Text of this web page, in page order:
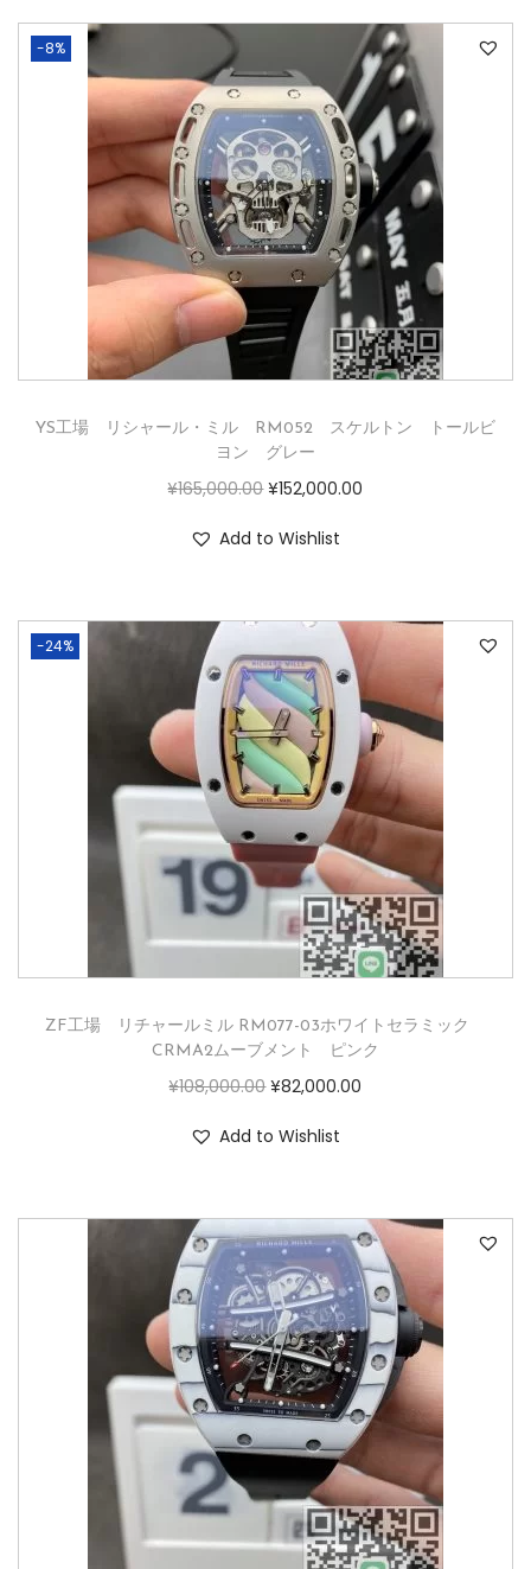
-8%
YS工場 リシャール・ミル RM052 スケルトン トールビ
ヨン グレー
¥165,000.00 ¥152,000.00
Add to Wishlist
-24%
ZF工場 リチャールミル RM077-03ホワイトセラミック
CRMA2ムーブメント ピンク
¥108,000.00 ¥82,000.00
Add to Wishlist